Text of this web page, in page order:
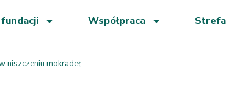
fundacji Współpraca
niszczeniu mokradeł